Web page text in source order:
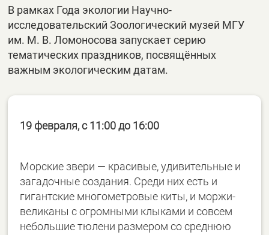
В рамках Года экологии Научно-
исследовательский Зоологический музей МГУ
им. М. В. Ломоносова запускает серию
тематических праздников, посвящённых
важным экологическим датам.
19 февраля, с 11:00 до 16:00
Морские звери — красивые, удивительные и
загадочные создания. Среди них есть и
гигантские многометровые киты, и моржи-
великаны с огромными клыками и совсем
небольшие тюлени размером со среднюю